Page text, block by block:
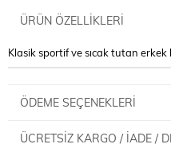
ÜRÜN ÖZELLIKLERI
Klasik sportif ve sıcak tutan
ÖDEME SEÇENEKLERI
ÜCRETSIZ KARGO / İADE /